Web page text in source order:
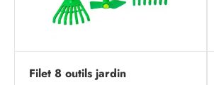
Filet 8 outils jardin